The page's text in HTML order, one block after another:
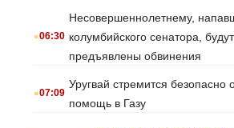
.06:30
Несовершеннолетнему,
колумбийского сенатора, будут
предъявлены обвинения
.07:09
Уругвай стремится безопасно
помощь в Газу